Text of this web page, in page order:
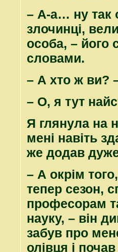
– А-а… ну так
злочинці,
особа, – його
словами.
– А хто ж ви?
– О, я тут
Я глянула на
мені навіть
же додав
– А окрім
тепер сезон,
професорам
науку, – він
забув про
олівця і